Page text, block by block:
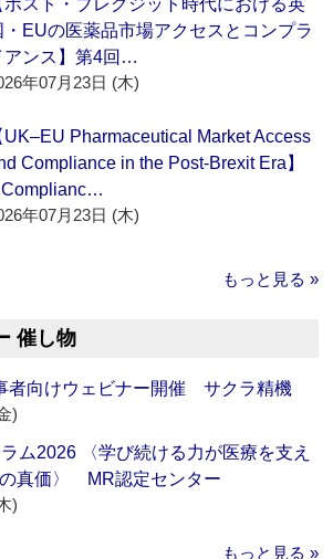
ポスト・ブレグジット時代における英
・EUの医薬品市場アクセスとコンプラ
アンス】第4回…
年07月23日 (木)
UK–EU Pharmaceutical Market Access
Compliance in the Post-Brexit Era】
年07月23日 (木)
もっと見る »
催し物
者向けウェビナー開催 サクラ精機
)
ム2026 〈学び続ける力が医療を支え
真価〉 MR認定センター
)
もっと見る »